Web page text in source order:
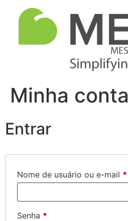
Minha conta
Entrar
Nome de usuário ou e-mail *
Senha *